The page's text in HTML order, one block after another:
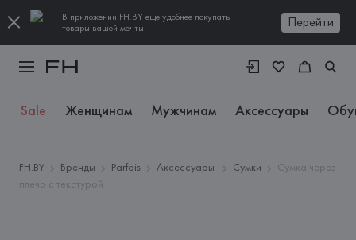
В приложении FH.BY еще удобнее покупать
товары вашей мечты
Перейти
Sale Женщинам Мужчинам Аксессуары
FH.BY Бренды Parfois Аксессуары Сумки
Сумка через
плечо с текстурой